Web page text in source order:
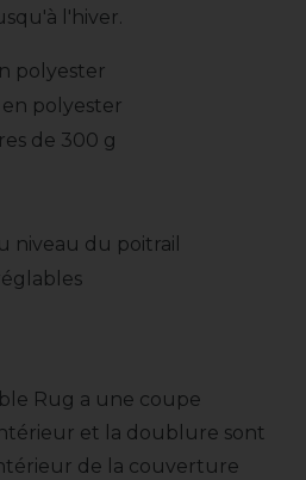
l'hiver.
polyester
polyester
de 300 g
niveau du poitrail
Rug a une coupe
et la doublure sont
de la couverture